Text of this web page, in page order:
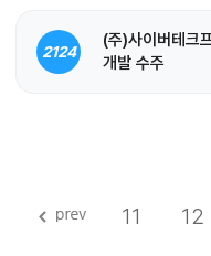
2124
(주)사이버테크
개발 수주
11 12